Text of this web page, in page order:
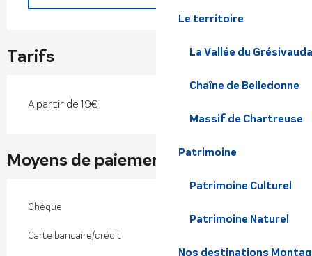
Le territoire
La Vallée du
Chaîne de Belledonne
Massif de Chartreuse
Patrimoine
Patrimoine Culturel
Patrimoine Naturel
Nos destinations
Tarifs
A partir de 19€
Moyens de paiement
Chèque
Carte bancaire/crédit